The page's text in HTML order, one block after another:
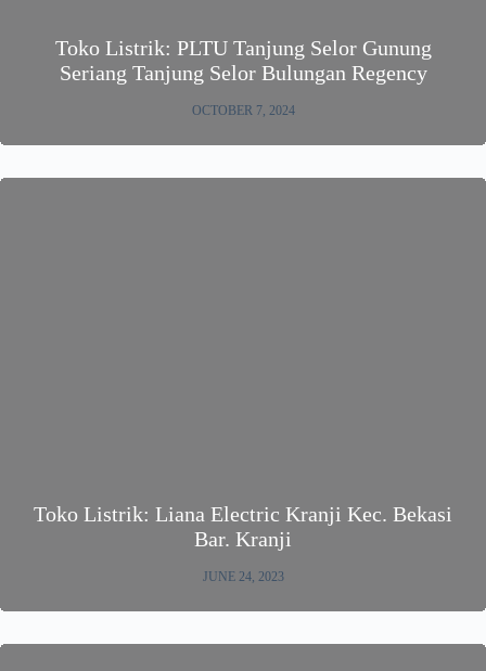
Toko Listrik: PLTU Tanjung Selor Gunung
Seriang Tanjung Selor Bulungan Regency
OCTOBER 7, 2024
Toko Listrik: Liana Electric Kranji Kec. Bekasi
Bar. Kranji
JUNE 24, 2023